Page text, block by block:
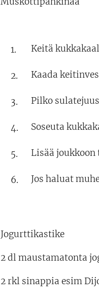
Keitä
Kaada
Pilko
Soseuta
Lisää
Jos haluat
Jogurttikastike
2 dl maustamatonta
2 rkl sinappia esim